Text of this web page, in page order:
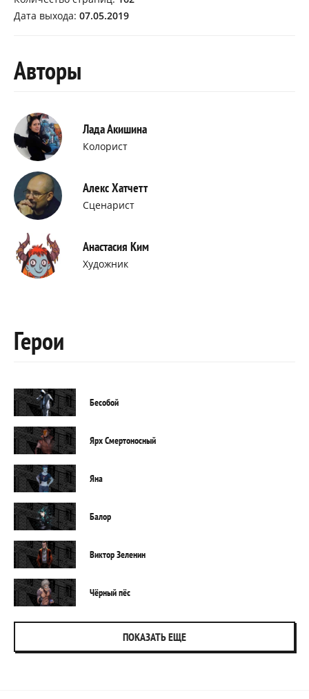
Дата выхода: 07.05.2019
Авторы
Лада Акишина
Колорист
Алекс Хатчетт
Сценарист
Анастасия Ким
Художник
Герои
Бесобой
Ярх Смертоносный
Яна
Балор
Виктор Зеленин
Чёрный пёс
ПОКАЗАТЬ ЕЩЕ